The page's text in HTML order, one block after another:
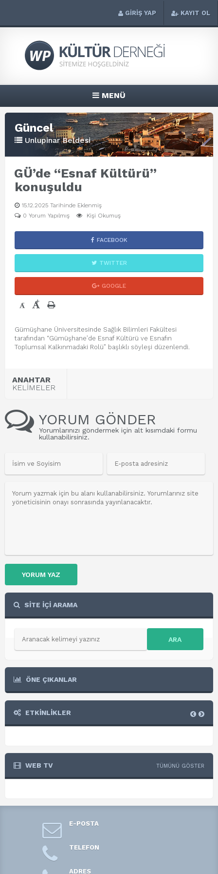
GİRİŞ YAP KAYIT OL
MENÜ
Güncel
Unlupinar Beldesi
GÜ’de “Esnaf Kültürü”
konuşuldu
15.12.2025 Tarihinde Eklenmiş
0 Yorum Yapılmış
Kişi Okumuş
FACEBOOK
TWITTER
GOOGLE
- +
Gümüşhane Üniversitesinde Sağlık Bilimleri Fakültesi
tarafından “Gümüşhane’de Esnaf Kültürü ve Esnafın
Toplumsal Kalkınmadaki Rolü” başlıklı söyleşi düzenlendi.
ANAHTAR
KELİMELER
YORUM GÖNDER
Yorumlarınızı göndermek için alt kısımdaki formu
kullanabilirsiniz.
YORUM YAZ
SİTE İÇİ ARAMA
ARA
ÖNE ÇIKANLAR
ETKİNLİKLER
WEB TV TÜMÜNÜ GÖSTER
E-POSTA
TELEFON
ADRES